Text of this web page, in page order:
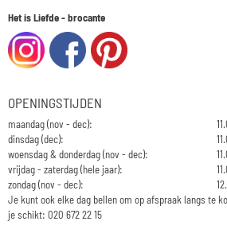
Het is Liefde - brocante
OPENINGSTIJDEN
maandag (nov - dec):
dinsdag (dec):
woensdag & donderdag (nov - dec):
vrijdag - zaterdag (hele jaar):
zondag (nov - dec):
Je kunt ook elke dag bellen om op afspraak langs te
je schikt: 020 672 22 15